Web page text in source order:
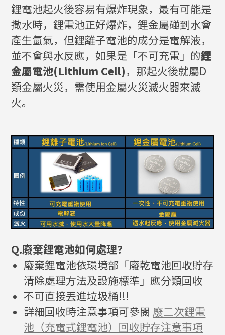
鋰電池起火後容易有爆炸現象，最有可能是
撒水時，鋰電池正好爆炸，鋰金屬碰到水會
產生氫氣，但鋰離子電池的成分是電解液，
並不會與水反應，如果是「不可充電」的鋰
金屬電池(Lithium Cell)，那起火後就屬D
類金屬火災，需使用金屬火災滅火器來滅
火。
Q.廢棄鋰電池如何處理?
廢棄鋰電池依環境部「廢乾電池回收貯存
清除處理方法及設施標準」應分類回收
不可直接丟進垃圾桶!!!
詳細回收時注意事項可參閱 廢二次鋰電
池（充電式鋰電池）回收貯存注意事項